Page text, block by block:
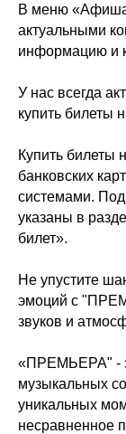
В меню
актуальными
информацию и
У нас всегда
купить билеты
Купить билеты
банковских
системами.
указаны в
билет».
Не упустите
эмоций с
звуков и
«ПРЕМЬЕРА" -
музыкальных
уникальных
несравненное